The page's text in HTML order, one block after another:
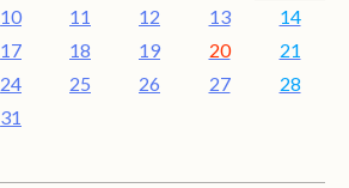
10 11 12 13
14
17 18 19 20
21
24 25 26 27
28
31